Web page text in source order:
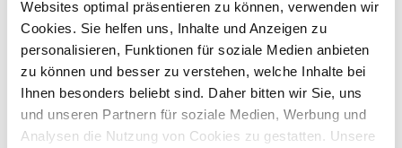
Websites optimal präsentieren zu können, verwenden wir
Cookies. Sie helfen uns, Inhalte und Anzeigen zu
personalisieren, Funktionen für soziale Medien anbieten
zu können und besser zu verstehen, welche Inhalte bei
Ihnen besonders beliebt sind. Daher bitten wir Sie, uns
und unseren Partnern für soziale Medien, Werbung und
Analysen die Nutzung von Cookies zu gestatten. Unsere
Prospekte